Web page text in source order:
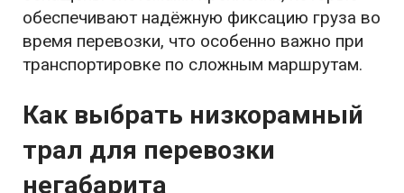
обеспечивают надёжную фиксацию груза во
время перевозки, что особенно важно при
транспортировке по сложным маршрутам.
Как выбрать низкорамный
трал для перевозки
негабарита